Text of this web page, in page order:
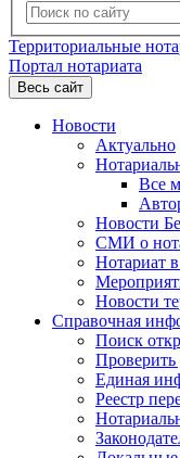
Территориальные
Портал нотариата
Весь сайт
Новости
Актуально
Все
Новости
СМИ о
Нотариат
Новости
Справочная
Поиск
Проверить
Единая
Реестр